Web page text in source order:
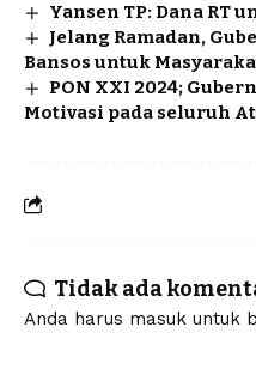
Yansen TP: Dana RT
Jelang Ramadan,
Bansos untuk
PON XXI 2024;
Motivasi pada seluruh
Tidak ada
Anda harus masuk untuk